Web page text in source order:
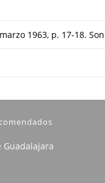
1963, p. 17-18.
Guadalajara